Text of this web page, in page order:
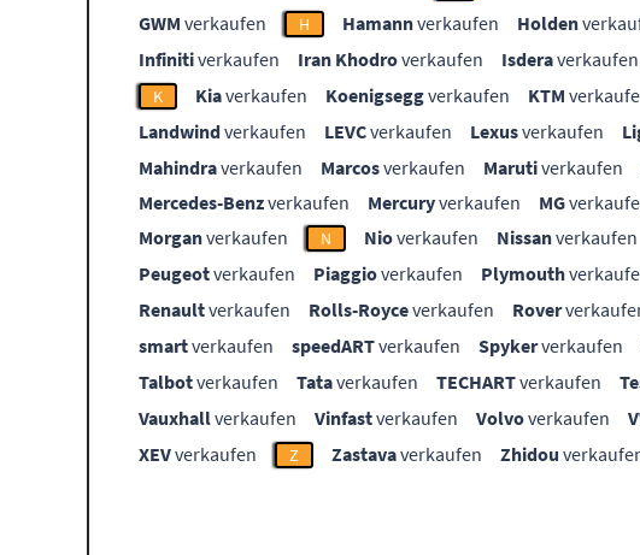
GWM verkaufen H Hamannverkaufen Holden
Infinitiverkaufen Iran Khodroverkaufen Isderaverkaufen
K Kiaverkaufen Koenigseggverkaufen KTM
Landwindverkaufen LEVCverkaufen Lexusverkaufen
Mahindraverkaufen Marcosverkaufen Marutiverkaufen
Mercedes-Benzverkaufen Mercuryverkaufen MG
Morganverkaufen N Nioverkaufen Nissanverkaufen
Peugeotverkaufen Piaggioverkaufen Plymouth
Renaultverkaufen Rolls-Royceverkaufen Rover
smartverkaufen speedARTverkaufen Spykerverkaufen
Talbotverkaufen Tataverkaufen TECHARTverkaufen
Vauxhallverkaufen Vinfastverkaufen Volvoverkaufen
XEVverkaufen Z Zastavaverkaufen Zhidou